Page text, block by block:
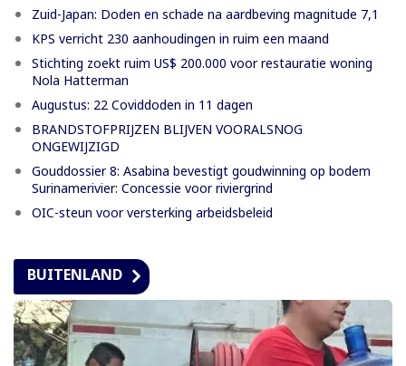
Zuid-Japan: Doden en schade na aardbeving magnitude 7,1
KPS verricht 230 aanhoudingen in ruim een maand
Stichting zoekt ruim US$ 200.000 voor restauratie woning
Nola Hatterman
Augustus: 22 Coviddoden in 11 dagen
BRANDSTOFPRIJZEN BLIJVEN VOORALSNOG
ONGEWIJZIGD
Gouddossier 8: Asabina bevestigt goudwinning op bodem
Surinamerivier: Concessie voor riviergrind
OIC-steun voor versterking arbeidsbeleid
BUITENLAND